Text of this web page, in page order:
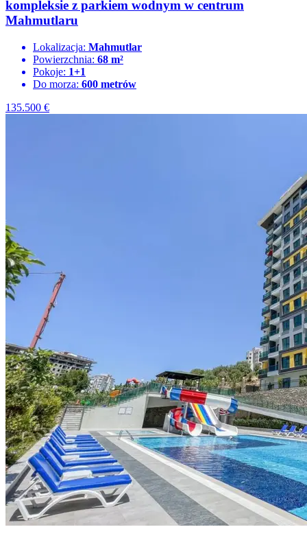
kompleksie z parkiem wodnym w centrum
Mahmutlaru
Lokalizacja: Mahmutlar
Powierzchnia: 68 m²
Pokoje: 1+1
Do morza: 600 metrów
135.500 €